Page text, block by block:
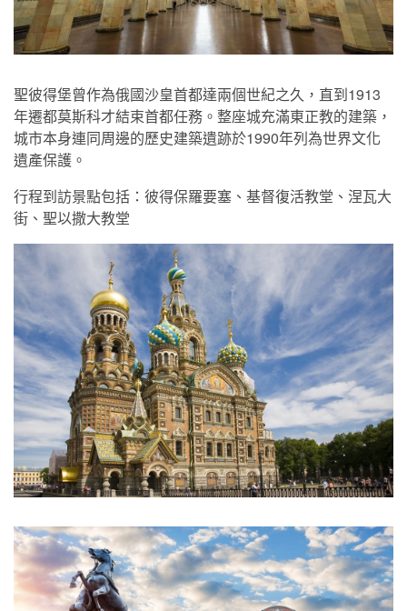
聖彼得堡曾作為俄國沙皇首都達兩個世紀之久，直到1913
年遷都莫斯科才結束首都任務。整座城充滿東正教的建築，
城市本身連同周邊的歷史建築遺跡於1990年列為世界文化
遺產保護。
行程到訪景點包括：彼得保羅要塞、基督復活教堂、涅瓦大
街、聖以撒大教堂